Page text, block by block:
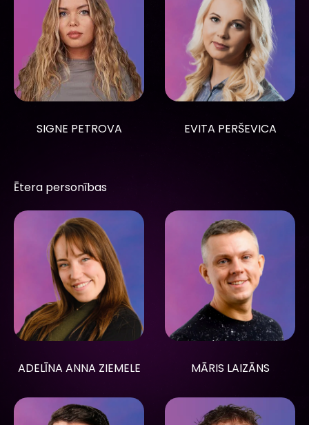
SIGNE PETROVA EVITA PERŠEVICA
Ētera personības
ADELĪNA ANNA ZIEMELE MĀRIS LAIZĀNS